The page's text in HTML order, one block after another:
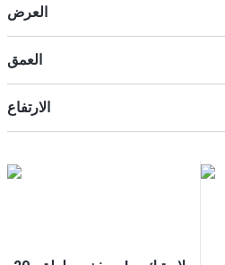
(
3
)
العرض
العمق
الارتفاع